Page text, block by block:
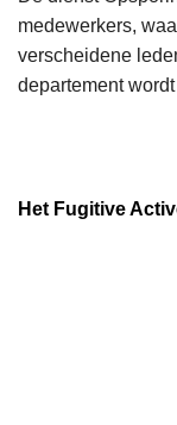
medewerkers,
verscheidene
departement
Het Fugitive